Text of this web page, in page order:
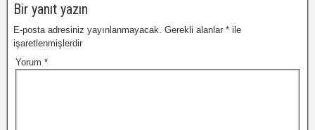
Bir yanıt yazın
E-posta adresiniz yayınlanmayacak. Gerekli alanlar * ile
işaretlenmişlerdir
Yorum *